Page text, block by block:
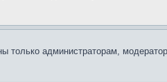
только администраторам,